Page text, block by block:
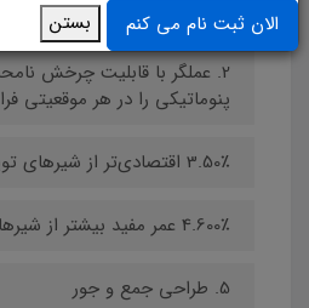
2. عملگر با قابلیت چرخش
پنوماتیکی را در هر موقعیتی
3.50٪ اقتصادی‌تر از شیرهای توپی
4.600٪ عمر مفید بیشتر از شیرهای توپی
5. طراحی جمع و جور
الان ثبت نام می کنم بستن